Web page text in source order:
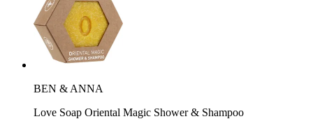
BEN & ANNA
Love Soap Oriental Magic Shower & Shampoo